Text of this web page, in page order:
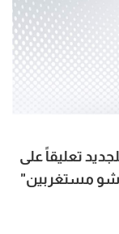
تعليقاً على
شو مستغربين"